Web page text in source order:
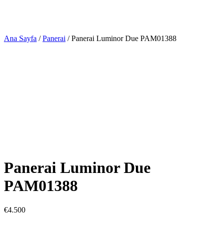
Ana Sayfa /Panerai / Panerai Luminor Due PAM01388
Panerai Luminor Due
PAM01388
€4.500